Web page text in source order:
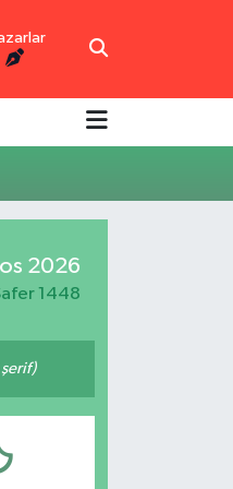
2026
1448